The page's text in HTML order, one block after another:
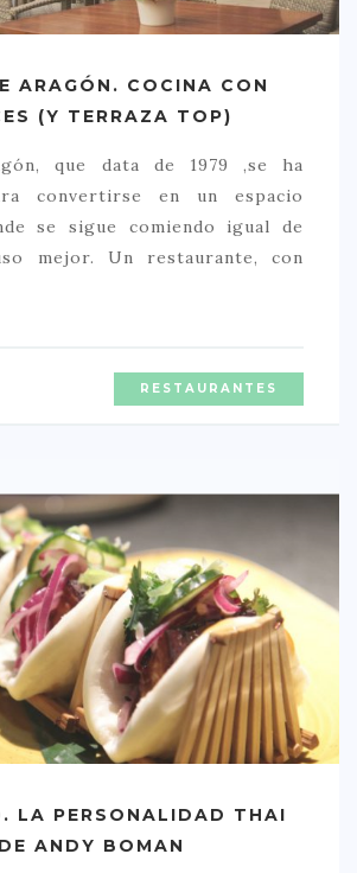
ARAGÓN. COCINA CON
(Y TERRAZA TOP)
que data de 1979 ,se ha
convertirse en un espacio
se sigue comiendo igual de
mejor. Un restaurante, con
RESTAURANTES
LA PERSONALIDAD THAI
DE ANDY BOMAN